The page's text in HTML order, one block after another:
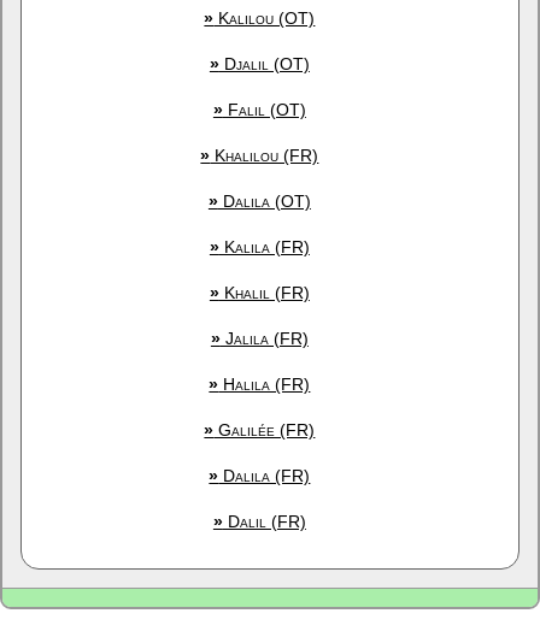
» Kalilou (OT)
»Djalil (OT)
»Falil (OT)
» Khalilou (FR)
»Dalila (OT)
»Kalila (FR)
»Khalil (FR)
»Jalila (FR)
» Halila (FR)
» Galilée (FR)
» Dalila (FR)
»Dalil (FR)